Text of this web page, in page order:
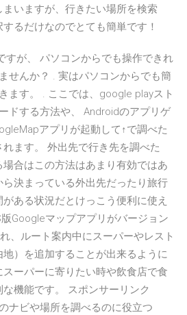
まいますが、行きたい場所を検索
るだけなのでとても簡単です！
すが、 パソコンからでも操作できれ
せんか？ . 実はパソコンからでも簡
ます。 . ここでは、google playスト
ドする方法や、 Androidのアプリゲ
アプリが起動して↑で調べた
ます。 外出先で行き先を調べた
合はこの方法はあまり有効ではあ
ら決まっている外出先だったり旅行
ある状況だとけっこう便利に使え
Googleマップアプリがバージョン
、ルート案内中にスーパーやレスト
）を追加することが出来るように
ーパーに寄りたい時や飲食店で食
機能です。 スポンサーリンク
ナビや場所を調べるのに役立つ